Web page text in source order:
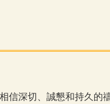
信深切、誠懇和持久的